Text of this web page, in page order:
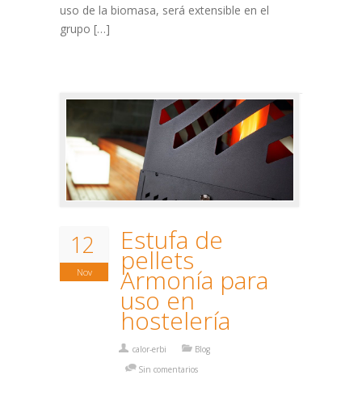
uso de la biomasa, será extensible en el
grupo […]
12
Nov
Estufa de
pellets
Armonía para
uso en
hostelería
calor-erbi
Blog
Sin comentarios